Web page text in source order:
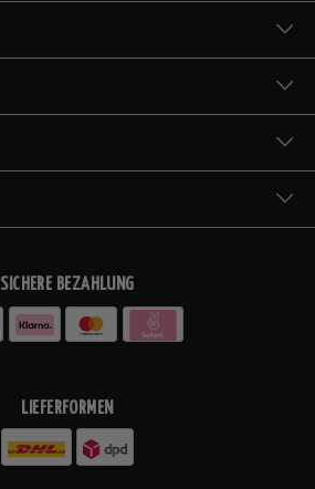
SICHERE BEZAHLUNG
LIEFERFORMEN